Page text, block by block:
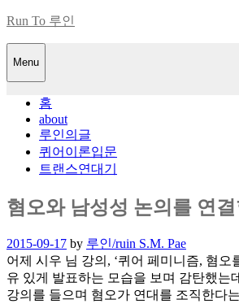
Skip
content
Run To 루인
Menu
홈
about
루인의글
퀴어이론입문
트랜스연대기
혐오와 남성성 논의를 연결
Posted
on
2015-09-17 by 루인/ruin S.M. Pae
어제 시우 님 강의, ‘퀴어 페미니즘, 혐
유 있게 발표하는 모습을 보며 감탄했는
강의를 들으며 혐오가 연대를 조직한다